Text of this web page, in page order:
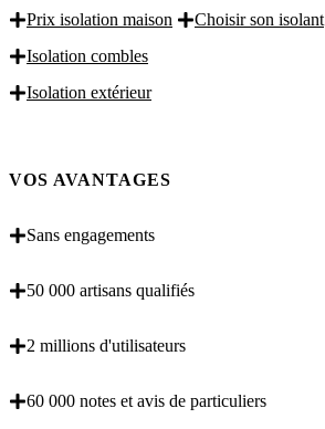
Prix isolation maison
Choisir son isolant
Isolation combles
Isolation extérieur
VOS AVANTAGES
Sans engagements
50 000 artisans qualifiés
2 millions d'utilisateurs
60 000 notes et avis de particuliers